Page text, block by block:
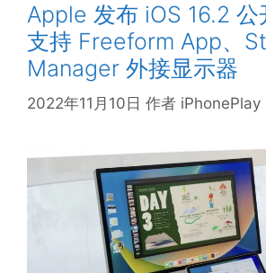
Apple 发布 iOS 16.2 公
支持 Freeform App、
Manager 外接显示器
2022年11月10日 作者 iPhonePlay